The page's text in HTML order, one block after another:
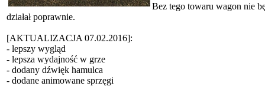
Bez tego towaru wagon nie
działał poprawnie.
[AKTUALIZACJA 07.02.2016]:
- lepszy wygląd
- lepsza wydajność w grze
- dodany dźwięk hamulca
- dodane animowane sprzęgi